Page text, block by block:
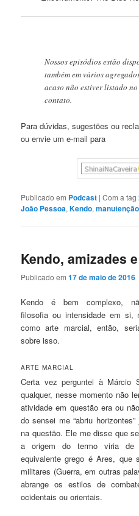
Nossos episódios estão
também em vários
acaso não estiver listado no
contato.
Para dúvidas, sugestões ou
ou envie um e-mail para
Publicado em Podcast |Com a tag
João Pessoa,Kendo,manutenção
Kendo, amizades
Publicado em17 de maio de 2016
Kendo é bem complexo,
filosofia ou intensidade em si,
como arte marcial, então,
sobre isso.
ARTE MARCIAL
Certa vez perguntei à Márcio
qualquer, nesse momento não
atividade em questão era ou
do sensei me “abriu
na questão. Ele me disse que
a origem do termo viria de
equivalente grego é Ares, que
militares (Guerra, em outras
abrange os estilos de
ocidentais ou orientais.